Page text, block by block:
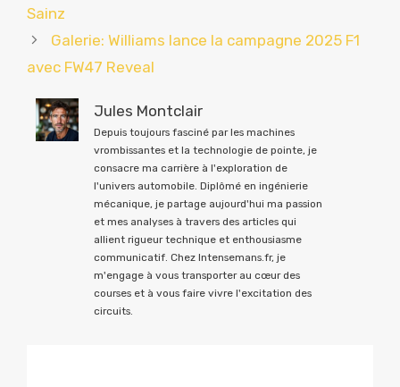
Sainz
Galerie: Williams lance la campagne 2025 F1
avec FW47 Reveal
Jules Montclair
Depuis toujours fasciné par les machines
vrombissantes et la technologie de pointe, je
consacre ma carrière à l'exploration de
l'univers automobile. Diplômé en ingénierie
mécanique, je partage aujourd'hui ma passion
et mes analyses à travers des articles qui
allient rigueur technique et enthousiasme
communicatif. Chez Intensemans.fr, je
m'engage à vous transporter au cœur des
courses et à vous faire vivre l'excitation des
circuits.